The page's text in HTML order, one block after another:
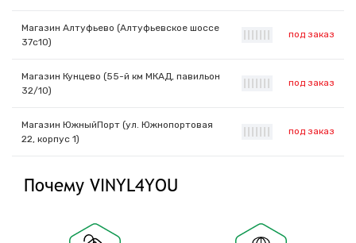
Магазин Алтуфьево (Алтуфьевское шоссе
37с10)
под заказ
Магазин Кунцево (55-й км МКАД, павильон
32/10)
под заказ
Магазин ЮжныйПорт (ул. Южнопортовая
22, корпус 1)
под заказ
Почему VINYL4YOU